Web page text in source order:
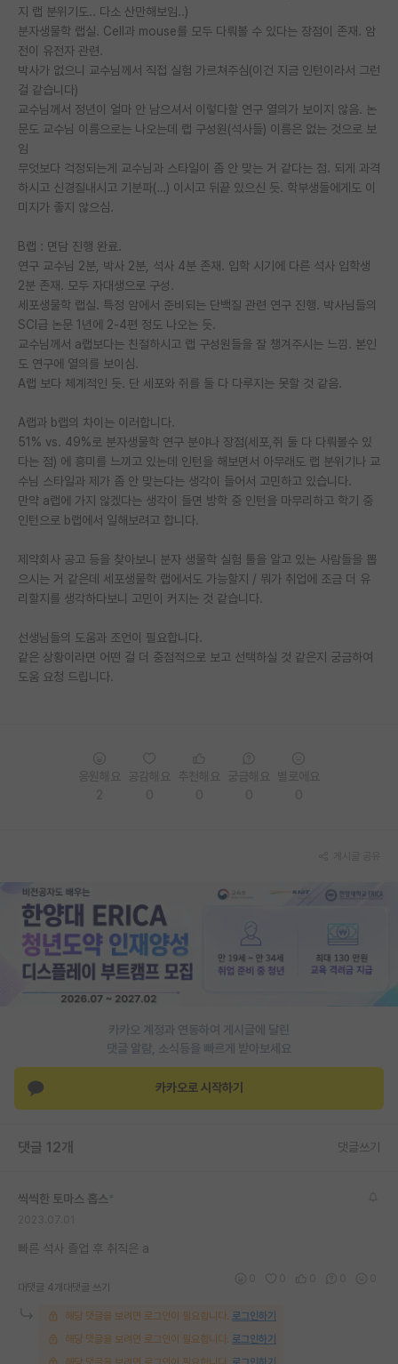
석박사 채용 정보 게시판
임용 정보 게시판
학부 인턴 게시판
취업 게시판
임용 후기 게시판
PI 전용 게시판
특수/전문대학원 게시판
반도체/AI 게시판
장학금/장학생 게시판
학술 정보 게시판
커리어
유학교육
이벤트
반도체 아카데미
재팬라운지 🌸
지 랩 분위기도.. 다소 산만해보임..)
분자생물학 랩실. Cell과 mouse를 모두 다뤄볼 수 있다는 장점이 존재. 암
전이 유전자 관련.
박사가 없으니 교수님께서 직접 실험 가르쳐주심(이건 지금 인턴이라서 그런
걸 같습니다)
교수님께서 정년이 얼마 안 남으셔서 이렇다할 연구 열의가 보이지 않음. 논
문도 교수님 이름으로는 나오는데 랩 구성원(석사들) 이름은 없는 것으로 보
임
무엇보다 걱정되는게 교수님과 스타일이 좀 안 맞는 거 같다는 점. 되게 과격
하시고 신경질내시고 기분파(…) 이시고 뒤끝 있으신 듯. 학부생들에게도 이
미지가 좋지 않으심.
B랩 : 면담 진행 완료.
연구 교수님 2분, 박사 2분, 석사 4분 존재. 입학 시기에 다른 석사 입학생
2분 존재. 모두 자대생으로 구성.
세포생물학 랩실. 특정 암에서 준비되는 단백질 관련 연구 진행. 박사님들의
SCI급 논문 1년에 2-4편 정도 나오는 듯.
교수님께서 a랩보다는 친절하시고 랩 구성원들을 잘 챙겨주시는 느낌. 본인
도 연구에 열의를 보이심.
A랩 보다 체계적인 듯. 단 세포와 쥐를 둘 다 다루지는 못할 것 같음.
A랩과 b랩의 차이는 이러합니다.
51% vs. 49%로 분자생물학 연구 분야나 장점(세포,쥐 둘 다 다뤄볼수 있
다는 점) 에 흥미를 느끼고 있는데 인턴을 해보면서 아무래도 랩 분위기나 교
수님 스타일과 제가 좀 안 맞는다는 생각이 들어서 고민하고 있습니다.
만약 a랩에 가지 않겠다는 생각이 들면 방학 중 인턴을 마무리하고 학기 중
인턴으로 b랩에서 일해보려고 합니다.
제약회사 공고 등을 찾아보니 분자 생물학 실험 툴을 알고 있는 사람들을 뽑
으시는 거 같은데 세포생물학 랩에서도 가능할지 / 뭐가 취업에 조금 더 유
리할지를 생각하다보니 고민이 커지는 것 같습니다.
선생님들의 도움과 조언이 필요합니다.
같은 상황이라면 어떤 걸 더 중점적으로 보고 선택하실 것 같은지 궁금하여
도움 요청 드립니다.
카카오 계정과 연동하여 게시글에 달린
댓글 알람, 소식등을 빠르게 받아보세요
카카오로 시작하기
댓글 12개 댓글쓰기
씩씩한 토마스 홉스
빠른 석사 졸업 후 취직은 a
대댓글 4개 대댓글 쓰기
해당 댓글을 보려면 로그인이 필요합니다. 로그인하기
해당 댓글을 보려면 로그인이 필요합니다. 로그인하기